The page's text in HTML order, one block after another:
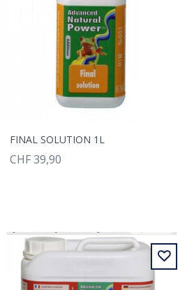
FINAL SOLUTION 1L
CHF 39,90